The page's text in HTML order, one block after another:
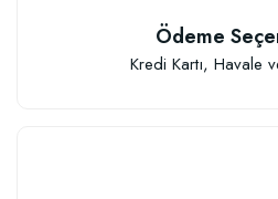
Ödeme
Kredi Kartı, Havale